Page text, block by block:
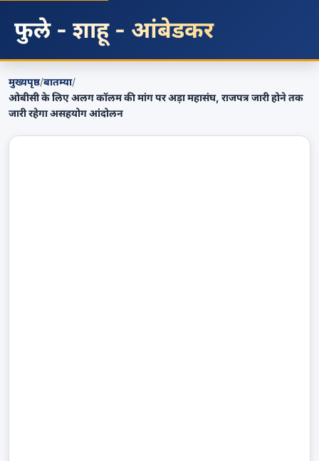
फुले - शाहू - आंबेडकर
मुख्यपृष्ठ/बातम्या/
ओबीसी के लिए अलग कॉलम की मांग पर अड़ा महासंघ, राजपत्र जारी होने तक
जारी रहेगा असहयोग आंदोलन